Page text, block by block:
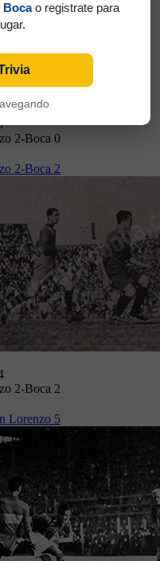
2-Boca 0
2-Boca 2
2-Boca 2
Lorenzo 5
Bocao registrate para